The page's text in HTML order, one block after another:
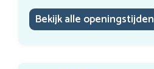
Bekijk alle openingstijden